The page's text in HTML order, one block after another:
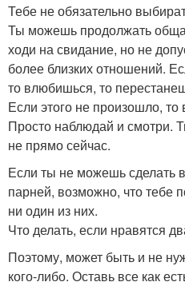
Тебе не обязательно
Ты можешь продолжать
ходи на свидание, но не
более близких отношений.
то влюбишься, то
Если этого не произошло, то
Просто наблюдай и смотри.
не прямо сейчас.
Если ты не можешь сделать
парней, возможно, что тебе
ни один из них.
Что делать, если нравятся
Поэтому, может быть и не
кого-либо. Оставь все как